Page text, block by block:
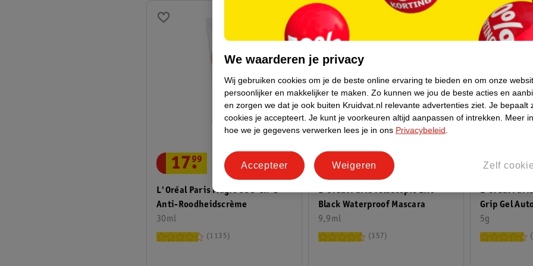
L'Oréal Paris Magic CC 5-In-1
Anti-Roodheidscrème
30ml
17.
99
1135
L'Oréal Paris Telescopic Lift
Black Waterproof Mascara
9,9ml
21.
357
L'Oréal
Grip Gel
Black Eyeliner
5g
12.99
We waarderen je privacy
Wij gebruiken cookies om je de beste online ervaring te bieden en om onze
persoonlijker en makkelijker te maken. Zo kunnen we jou de beste acties en
en zorgen we dat je ook buiten Kruidvat.nl relevante advertenties ziet. Je bepaalt
cookies je accepteert. Je kunt je voorkeuren altijd aanpassen of intrekken.
Meer
hoe we je gegevens verwerken lees je in ons Privacybeleid
Zelf
Weigeren
Accepteer